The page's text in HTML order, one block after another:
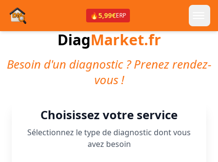
🔥5,99€ERP
DiagMarket.fr
Besoin d'un diagnostic ? Prenez rendez-
vous !
Choisissez votre service
Sélectionnez le type de diagnostic dont vous
avez besoin